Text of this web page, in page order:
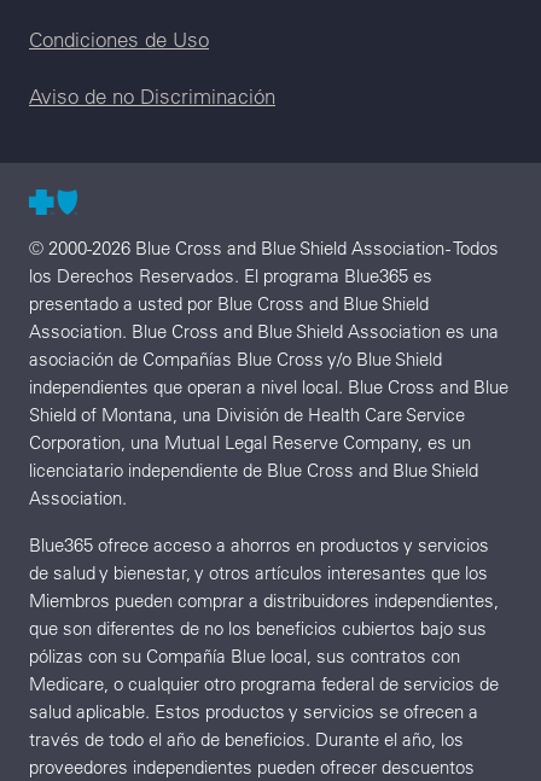
Condiciones de Uso
Aviso de no Discriminación
© 2000-2026 Blue Cross and Blue Shield Association - Todos
los Derechos Reservados. El programa Blue365 es
presentado a usted por Blue Cross and Blue Shield
Association. Blue Cross and Blue Shield Association es una
asociación de Compañías Blue Cross y/o Blue Shield
independientes que operan a nivel local. Blue Cross and Blue
Shield of Montana, una División de Health Care Service
Corporation, una Mutual Legal Reserve Company, es un
licenciatario independiente de Blue Cross and Blue Shield
Association.
Blue365 ofrece acceso a ahorros en productos y servicios
de salud y bienestar, y otros artículos interesantes que los
Miembros pueden comprar a distribuidores independientes,
que son diferentes de no los beneficios cubiertos bajo sus
pólizas con su Compañía Blue local, sus contratos con
Medicare, o cualquier otro programa federal de servicios de
salud aplicable. Estos productos y servicios se ofrecen a
través de todo el año de beneficios. Durante el año, los
proveedores independientes pueden ofrecer descuentos